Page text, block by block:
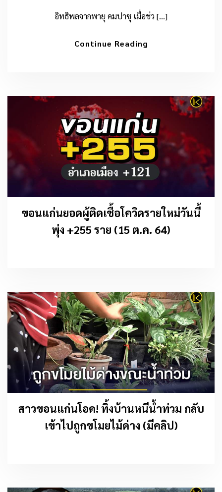
อิทธิพลจากพายุ คมปาซุ เมื่อช่ว […]
Continue Reading
ขอนแก่นยอดผู้ติดเชื้อโควิดรายใหม่วันนี้
พุ่ง +255 ราย (15 ต.ค. 64)
สาวขอนแก่นโอด! ทิ้งบ้านหนีน้ำท่วม กลับ
เข้าไปถูกขโมยไม้ด่าง (มีคลิป)